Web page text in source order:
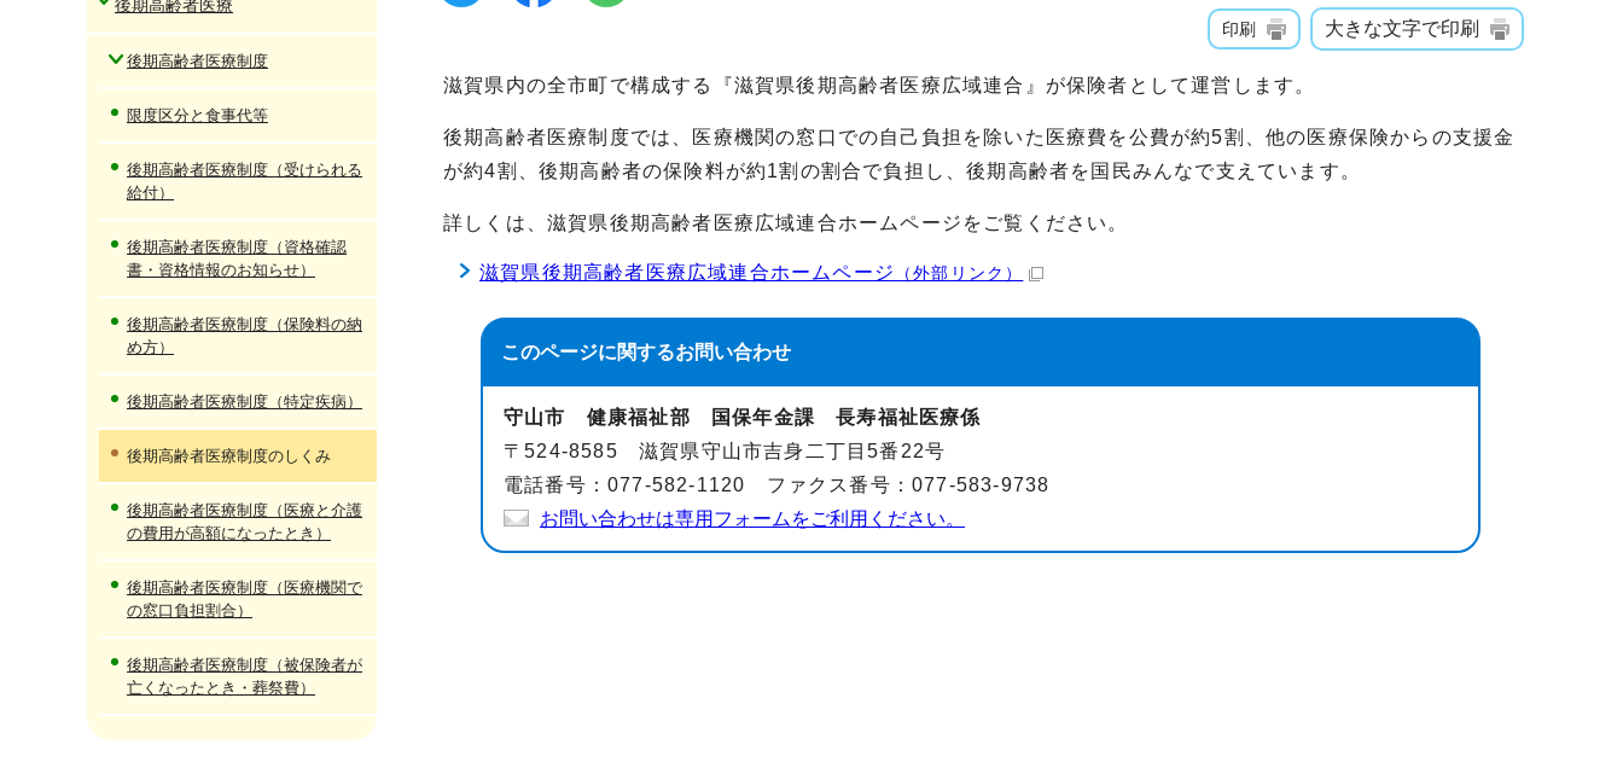
印刷 大きな文字で印刷
滋賀県内の全市町で構成する『滋賀県後期高齢者医療広域連合』が保険者として運営します。
後期高齢者医療制度では、医療機関の窓口での自己負担を除いた医療費を公費が約5割、他の医療保険からの支援金
が約4割、後期高齢者の保険料が約1割の割合で負担し、後期高齢者を国民みんなで支えています。
詳しくは、滋賀県後期高齢者医療広域連合ホームページをご覧ください。
滋賀県後期高齢者医療広域連合ホームページ （外部リンク）
このページに関するお問い合わせ
守山市 健康福祉部 国保年金課 長寿福祉医療係
〒524-8585 滋賀県守山市吉身二丁目5番22号
電話番号：077-582-1120 ファクス番号：077-583-9738
お問い合わせは専用フォームをご利用ください。
後期高齢者医療
後期高齢者医療制度
限度区分と食事代等
後期高齢者医療制度（受けられる
給付）
後期高齢者医療制度（資格確認
書・資格情報のお知らせ）
後期高齢者医療制度（保険料の納
め方）
後期高齢者医療制度（特定疾病）
後期高齢者医療制度のしくみ
後期高齢者医療制度（医療と介護
の費用が高額になったとき）
後期高齢者医療制度（医療機関で
の窓口負担割合）
後期高齢者医療制度（被保険者が
亡くなったとき・葬祭費）